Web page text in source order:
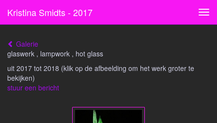
Kristina Smidts - 2017
Galerie
glaswerk , lampwork , hot glass
uit 2017 tot 2018 (klik op de afbeelding om het werk groter te
bekijken)
stuur een bericht